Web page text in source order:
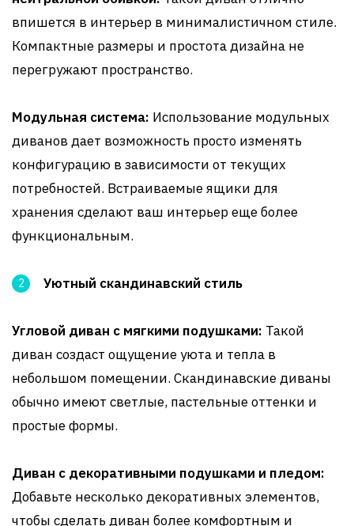
впишется в интерьер в минималистичном стиле.
Компактные размеры и простота дизайна не
перегружают пространство.
Модульная система: Использование модульных
диванов дает возможность просто изменять
конфигурацию в зависимости от текущих
потребностей. Встраиваемые ящики для
хранения сделают ваш интерьер еще более
функциональным.
Уютный скандинавский стиль
Угловой диван с мягкими подушками: Такой
диван создаст ощущение уюта и тепла в
небольшом помещении. Скандинавские диваны
обычно имеют светлые, пастельные оттенки и
простые формы.
Диван с декоративными подушками и пледом:
Добавьте несколько декоративных элементов,
чтобы сделать диван более комфортным и